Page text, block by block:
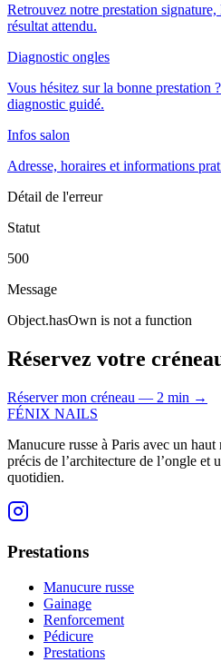
Retrouvez notre prestation
résultat attendu.
Diagnostic ongles
Vous hésitez sur la bonne prestation
diagnostic guidé.
Infos salon
Adresse, horaires et informations
Détail de l'erreur
Statut
500
Message
Object.hasOwn is not a function
Réservez votre
Réserver mon créneau — 2 min →
FÉNIX NAILS
Manucure russe à Paris avec un
précis de l’architecture de l’ongle et
quotidien.
Prestations
Manucure russe
Gainage
Renforcement
Pédicure
Prestations